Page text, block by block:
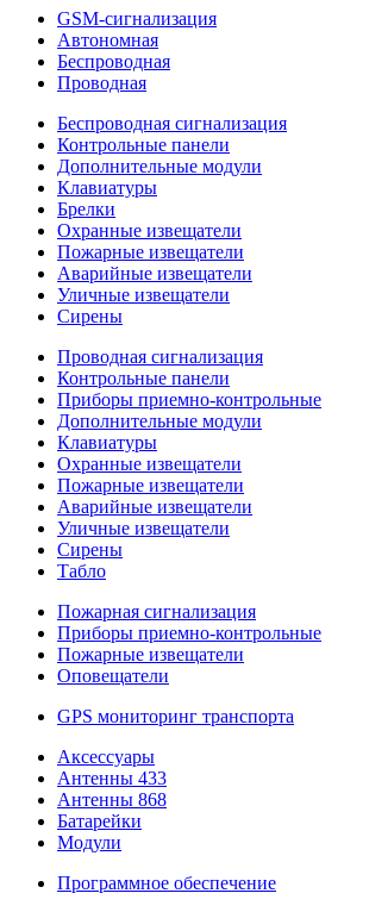
GSM-сигнализация
Автономная
Беспроводная
Проводная
Беспроводная сигнализация
Контрольные панели
Дополнительные модули
Клавиатуры
Брелки
Охранные извещатели
Пожарные извещатели
Аварийные извещатели
Уличные извещатели
Сирены
Проводная сигнализация
Контрольные панели
Приборы приемно-контрольные
Дополнительные модули
Клавиатуры
Охранные извещатели
Пожарные извещатели
Аварийные извещатели
Уличные извещатели
Сирены
Табло
Пожарная сигнализация
Приборы приемно-контрольные
Пожарные извещатели
Оповещатели
GPS мониторинг транспорта
Аксессуары
Антенны 433
Антенны 868
Батарейки
Модули
Программное обеспечение